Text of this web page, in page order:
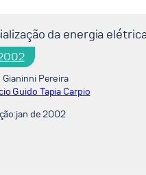
da energia
Gianinni Pereira
Guido Tapia Carpio
jan de 2002